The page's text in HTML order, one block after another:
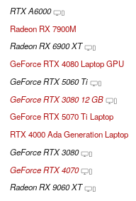
RTX A6000
Radeon RX 7900M
Radeon RX 6900 XT
GeForce RTX 4080 Laptop GPU
GeForce RTX 5060 Ti
GeForce RTX 3080 12 GB
GeForce RTX 5070 Ti Laptop
RTX 4000 Ada Generation Laptop
GeForce RTX 3080
GeForce RTX 4070
Radeon RX 9060 XT